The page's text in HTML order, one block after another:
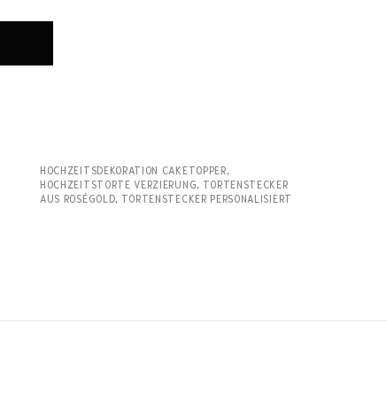
HOCHZEITSDEKORATION CAKETOPPER
HOCHZEITSTORTE VERZIERUNG
TORTENSTECKER
AUS ROSÉGOLD TORTENSTECKER PERSONALISIERT